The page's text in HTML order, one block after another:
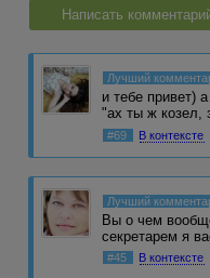
Написать
Лучший
и тебе привет)
"ах ты ж козел,
#69 В контексте
Лучший
Вы о чем
секретарем я
#45 В контексте